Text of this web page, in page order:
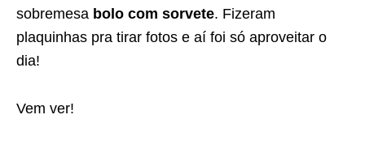
sobremesa bolo com sorvete. Fizeram
plaquinhas pra tirar fotos e aí foi só aproveitar o
dia!
Vem ver!